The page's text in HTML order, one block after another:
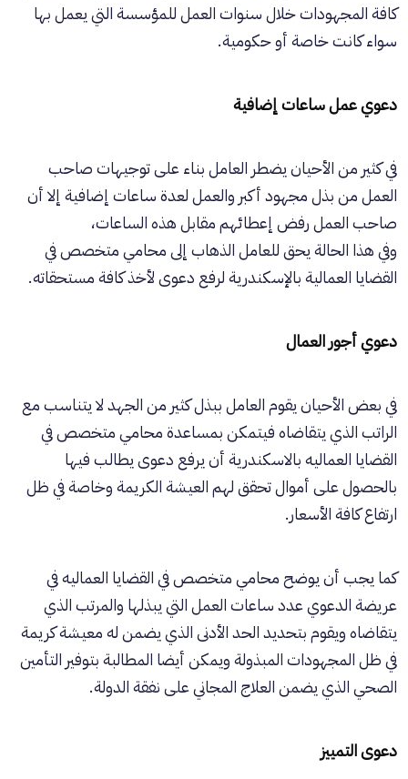
كافة المجهودات خلال سنوات العمل للمؤسسة التي يعمل بها
سواء كانت خاصة أو حكومية.
دعوي عمل ساعات إضافية
في كثير من الأحيان يضطر العامل بناء على توجيهات صاحب
العمل من بذل مجهود أكبر والعمل لعدة ساعات إضافية إلا أن
صاحب العمل رفض إعطائهم مقابل هذه الساعات،
وفي هذا الحالة يحق للعامل الذهاب إلى محامي متخصص في
القضايا العمالية بالإسكندرية لرفع دعوى لأخذ كافة مستحقاته.
دعوي أجور العمال
في بعض الأحيان يقوم العامل ببذل كثير من الجهد لا يتناسب مع
الراتب الذي يتقاضاه فيتمكن بمساعدة محامي متخصص في
القضايا العماليه بالاسكندرية أن يرفع دعوى يطالب فيها
بالحصول على أموال تحقق لهم العيشة الكريمة وخاصة في ظل
ارتفاع كافة الأسعار.
كما يجب أن يوضح محامي متخصص في القضايا العماليه في
عريضة الدعوي عدد ساعات العمل التي يبذلها والمرتب الذي
يتقاضاه ويقوم بتحديد الحد الأدنى الذي يضمن له معيشة كريمة
في ظل المجهودات المبذولة ويمكن أيضا المطالبة بتوفير التأمين
الصحي الذي يضمن العلاج المجاني على نفقة الدولة.
دعوى التمييز